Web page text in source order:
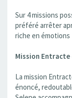
Sur 4 missions
préféré arrêter
riche en émotions
Mission
La mission
énoncé,